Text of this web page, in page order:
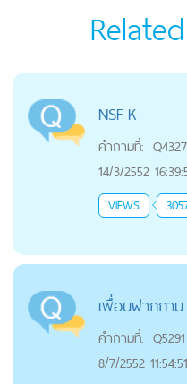
NSF-K
คำถามที่: Q4327
14/3/2552
VIEWS
เพื่อนฝากถาม
คำถามที่: Q5291
8/7/2552 11:54:51